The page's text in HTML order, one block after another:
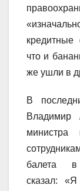
кредитные
что и
же ушли в
В
Владимир
министра
балета
сказал: